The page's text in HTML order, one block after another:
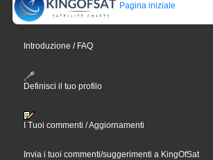
Pagina iniziale
Introduzione / FAQ
Definisci il tuo profilo
I Tuoi commenti / Aggiornamenti
Invia i tuoi commenti/suggerimenti a KingOfSat